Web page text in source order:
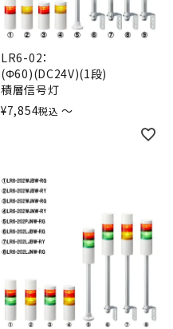
LR6-02：
(Φ60)(DC24V)(1段)
積層信号灯
¥7,854税込 〜